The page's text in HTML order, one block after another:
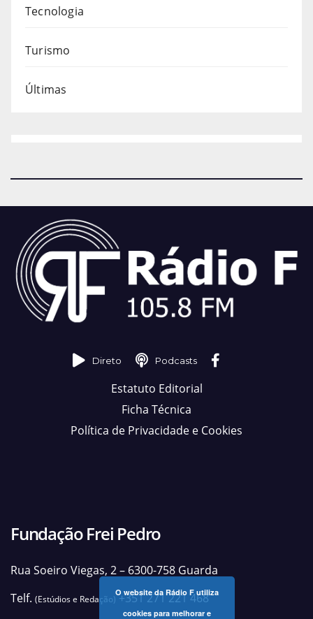
Tecnologia
Turismo
Últimas
Direto Podcasts
Estatuto Editorial
Ficha Técnica
Política de Privacidade e Cookies
Fundação Frei Pedro
Rua Soeiro Viegas, 2 – 6300-758 Guarda
Telf. (Estúdios e Redação)+351 271 221 468
O website da Rádio F utiliza
cookies para melhorar e